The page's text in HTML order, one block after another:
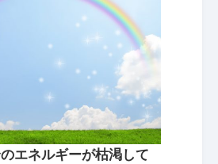
エネルギーが枯渇して